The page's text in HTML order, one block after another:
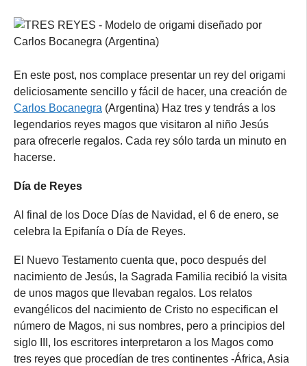
En este post, nos complace presentar un rey del origami
deliciosamente sencillo y fácil de hacer, una creación de
Carlos Bocanegra (Argentina) Haz tres y tendrás a los
legendarios reyes magos que visitaron al niño Jesús
para ofrecerle regalos. Cada rey sólo tarda un minuto en
hacerse.
Día de Reyes
Al final de los Doce Días de Navidad, el 6 de enero, se
celebra la Epifanía o Día de Reyes.
El Nuevo Testamento cuenta que, poco después del
nacimiento de Jesús, la Sagrada Familia recibió la visita
de unos magos que llevaban regalos. Los relatos
evangélicos del nacimiento de Cristo no especifican el
número de Magos, ni sus nombres, pero a principios del
siglo III, los escritores interpretaron a los Magos como
tres reyes que procedían de tres continentes -África, Asia